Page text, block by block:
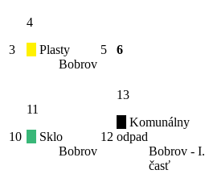
3
4
Plasty
Bobrov
5 6
10
11
Sklo
Bobrov
12
13
Komunálny
odpad
Bobrov - I.
časť